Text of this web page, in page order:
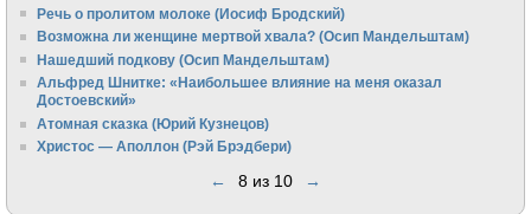
Речь о пролитом молоке (Иосиф Бродский)
Возможна ли женщине мертвой хвала? (Осип Мандельштам)
Нашедший подкову (Осип Мандельштам)
Альфред Шнитке: «Наибольшее влияние на меня оказал
Достоевский»
Атомная сказка (Юрий Кузнецов)
Христос — Аполлон (Рэй Брэдбери)
← 8 из 10 →